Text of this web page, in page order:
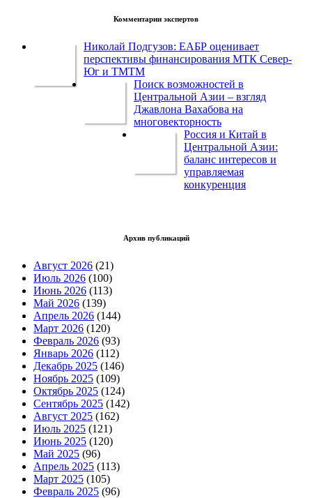
Комментарии экспертов
Николай Подгузов: ЕАБР оценивает
перспективы финансирования МТК Север-
Юг и ТМТМ
Поиск возможностей в
Центральной Азии – взгляд
Джавлона Вахабова на
многовекторность
Россия и Китай в
Центральной Азии:
баланс интересов и
управляемая
конкуренция
Архив публикаций
Август 2026 (21)
Июль 2026 (100)
Июнь 2026 (113)
Май 2026 (139)
Апрель 2026 (144)
Март 2026 (120)
Февраль 2026 (93)
Январь 2026 (112)
Декабрь 2025 (146)
Ноябрь 2025 (109)
Октябрь 2025 (124)
Сентябрь 2025 (142)
Август 2025 (162)
Июль 2025 (121)
Июнь 2025 (120)
Май 2025 (96)
Апрель 2025 (113)
Март 2025 (105)
Февраль 2025 (96)